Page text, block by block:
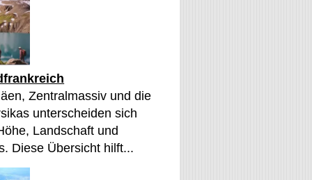
Zentralmassiv und die
unterscheiden sich
Landschaft und
Diese Übersicht hilft...